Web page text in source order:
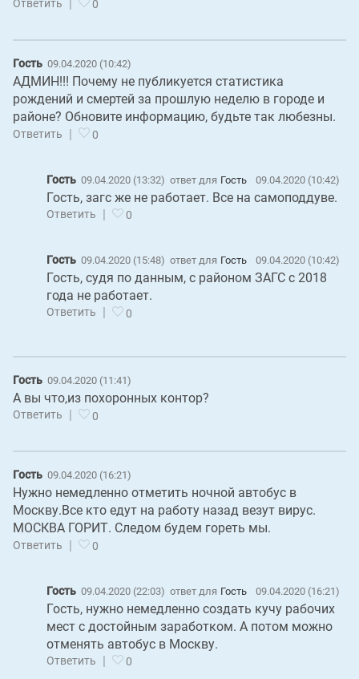
Ответить 0
Гость 09.04.2020 (10:42)
АДМИН!!! Почему не публикуется статистика
рождений и смертей за прошлую неделю в городе и
районе? Обновите информацию, будьте так любезны.
Ответить | 0
Гость 09.04.2020 (13:32) ответ для Гость 09.04.2020 (10:42)
Гость, загс же не работает. Все на самоподдуве.
Ответить | 0
Гость 09.04.2020 (15:48) ответ для Гость 09.04.2020 (10:42)
Гость, cудя по данным, с районом ЗАГС с 2018
года не работает.
Ответить 0
Гость 09.04.2020 (11:41)
А вы что,из похоронных контор?
Ответить 0
Гость 09.04.2020 (16:21)
Нужно немедленно отметить ночной автобус в
Москву.Все кто едут на работу назад везут вирус.
МОСКВА ГОРИТ. Следом будем гореть мы.
Ответить | 0
Гость 09.04.2020 (22:03) ответ для Гость 09.04.2020 (16:21)
Гость, нужно немедленно создать кучу рабочих
мест с достойным заработком. А потом можно
отменять автобус в Москву.
Ответить 0